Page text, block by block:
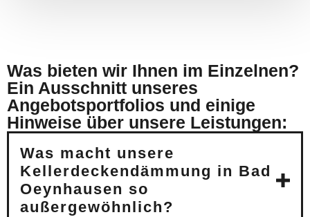
Was bieten wir Ihnen im Einzelnen?
Ein Ausschnitt unseres
Angebotsportfolios und einige
Hinweise über unsere Leistungen:
Was macht unsere
Kellerdeckendämmung in Bad
Oeynhausen so
außergewöhnlich?